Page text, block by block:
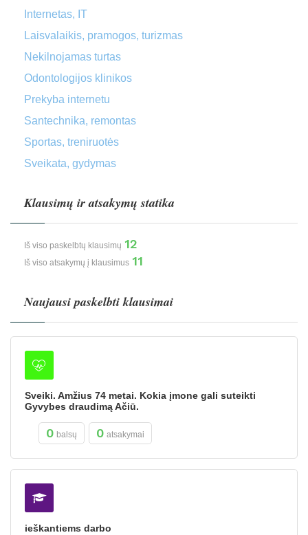
Internetas, IT
Laisvalaikis, pramogos, turizmas
Nekilnojamas turtas
Odontologijos klinikos
Prekyba internetu
Santechnika, remontas
Sportas, treniruotės
Sveikata, gydymas
Klausimų ir atsakymų statika
Iš viso paskelbtų klausimų 12
Iš viso atsakymų į klausimus 11
Naujausi paskelbti klausimai
Sveiki. Amžius 74 metai. Kokia įmone gali suteikti
Gyvybes draudimą Ačiū.
0 balsų 0 atsakymai
ieškantiems darbo